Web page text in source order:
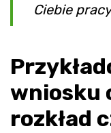
Ciebie
wniosku
rozkład